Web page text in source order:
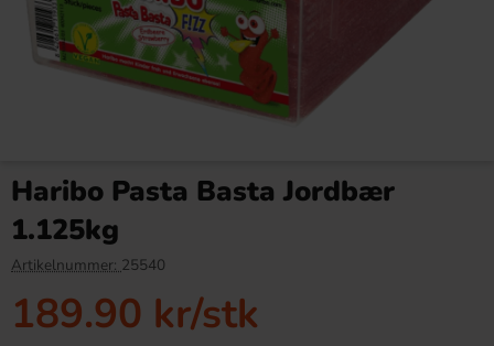
Köp
Haribo Pasta Basta Jordbær
1.125kg
Artikelnummer: 25540
189.90 kr/stk